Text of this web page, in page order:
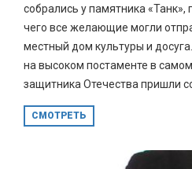
собрались у памятника «Танк»,
чего все желающие могли
местный дом культуры и
на высоком постаменте в
защитника Отечества пришли
СМОТРЕТЬ